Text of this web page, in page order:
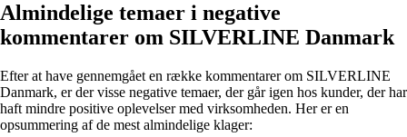
Almindelige temaer i negative
kommentarer om SILVERLINE Danmark
Efter at have gennemgået en række kommentarer om SILVERLINE
Danmark, er der visse negative temaer, der går igen hos kunder, der har
haft mindre positive oplevelser med virksomheden. Her er en
opsummering af de mest almindelige klager: